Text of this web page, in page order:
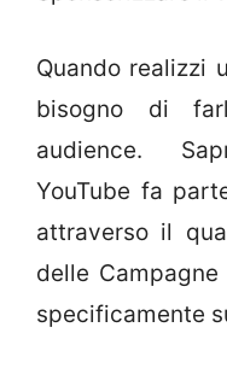
Quando realizzi
bisogno di
audience.
YouTube fa
attraverso il
delle Campagne
specificamente